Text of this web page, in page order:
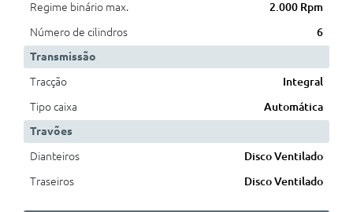
Regime binário max.
2.000 Rpm
Número de cilindros
6
Transmissão
Tracção
Integral
Tipo caixa
Automática
Travões
Dianteiros
Disco Ventilado
Traseiros
Disco Ventilado